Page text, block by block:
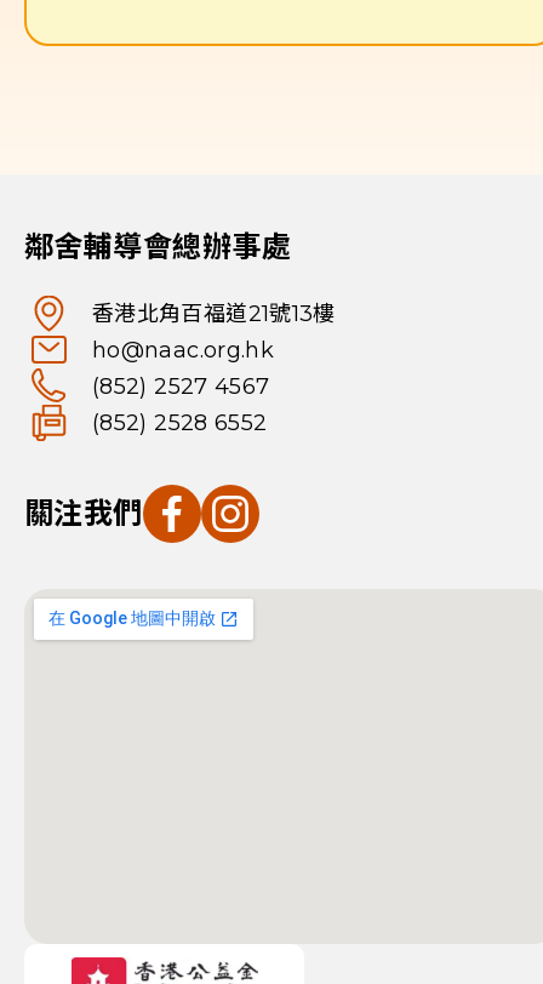
鄰舍輔導會總辦事處
香港北角百福道21號13樓
ho@naac.org.hk
(852) 2527 4567
(852) 2528 6552
關注我們